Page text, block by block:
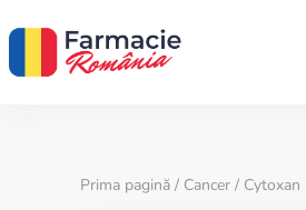
Prima pagină / Cancer / Cytoxan